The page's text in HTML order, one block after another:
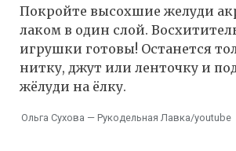
Покройте высохшие желуди
лаком в один слой.
игрушки готовы! Останется
нитку, джут или ленточку и
жёлуди на ёлку.
Ольга Сухова — Рукодельная Лавка/youtube